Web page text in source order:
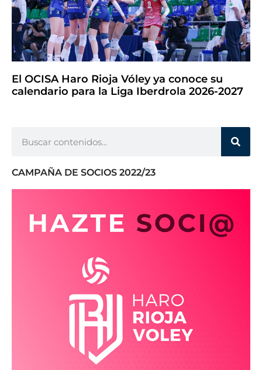
El OCISA Haro Rioja Vóley ya conoce su
calendario para la Liga Iberdrola 2026-2027
CAMPAÑA DE SOCIOS 2022/23